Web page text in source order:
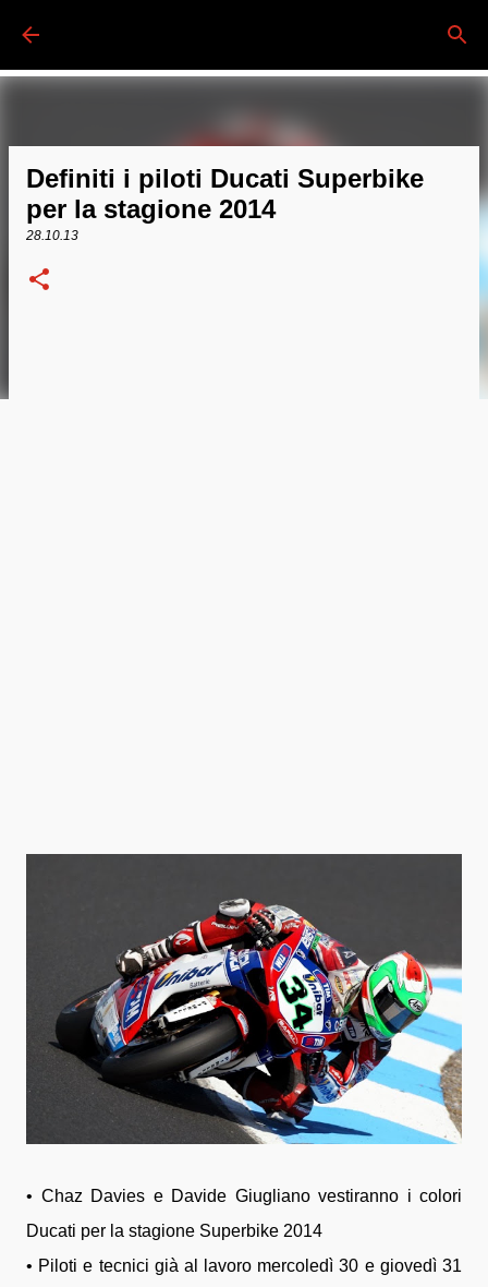
Definiti i piloti Ducati Superbike
per la stagione 2014
28.10.13
• Chaz Davies e Davide Giugliano vestiranno i colori
Ducati per la stagione Superbike 2014
• Piloti e tecnici già al lavoro mercoledì 30 e giovedì 31